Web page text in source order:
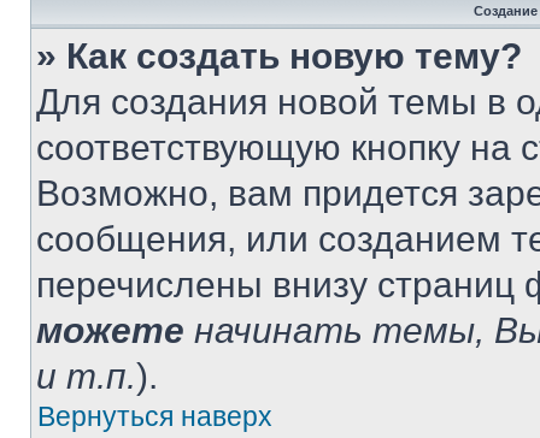
» Как создать новую тему?
Для создания новой темы в
соответствующую кнопку
Возможно, вам придется
сообщения, или созданием
перечислены внизу
можете начинать темы,
и т.п.).
Вернуться наверх